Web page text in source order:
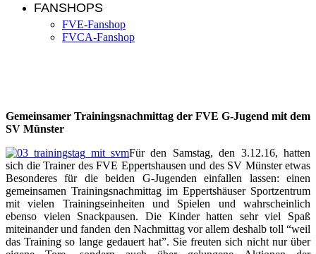
FANSHOPS
FVE-Fanshop
FVCA-Fanshop
Gemeinsamer Trainingsnachmittag der FVE G-Jugend mit dem
SV Münster
Für den Samstag, den 3.12.16, hatten
sich die Trainer des FVE Eppertshausen und des SV Münster etwas
Besonderes für die beiden G-Jugenden einfallen lassen: einen
gemeinsamen Trainingsnachmittag im Eppertshäuser Sportzentrum
mit vielen Trainingseinheiten und Spielen und wahrscheinlich
ebenso vielen Snackpausen. Die Kinder hatten sehr viel Spaß
miteinander und fanden den Nachmittag vor allem deshalb toll “weil
das Training so lange gedauert hat”. Sie freuten sich nicht nur über